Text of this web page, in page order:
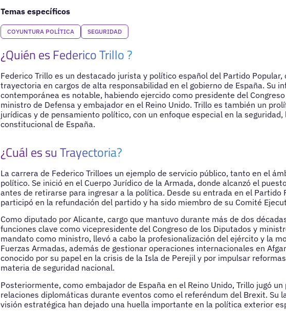
Temas específicos
COYUNTURA POLÍTICA SEGURIDAD
¿Quién es Federico Trillo ?
Federico Trillo es un destacado jurista y político español del Partido Popular,
trayectoria en cargos de alta responsabilidad en el gobierno de España. Su
contemporánea es notable, habiendo ejercido como presidente del
ministro de Defensa y embajador en el Reino Unido. Trillo es también un
jurídicas y de pensamiento político, con un enfoque especial en la
constitucional de España.
¿Cuál es su Trayectoria?
La carrera de Federico Trilloes un ejemplo de servicio público, tanto en el
político. Se inició en el Cuerpo Jurídico de la Armada, donde alcanzó el
antes de retirarse para ingresar a la política. Desde su entrada en el Partido
participó en la refundación del partido y ha sido miembro de su Comité
Como diputado por Alicante, cargo que mantuvo durante más de dos
funciones clave como vicepresidente del Congreso de los Diputados y
mandato como ministro, llevó a cabo la profesionalización del ejército y la
Fuerzas Armadas, además de gestionar operaciones internacionales en
conocido por su papel en la crisis de la Isla de Perejil y por impulsar
materia de seguridad nacional.
Posteriormente, como embajador de España en el Reino Unido, Trillo jugó un
relaciones diplomáticas durante eventos como el referéndum del Brexit. Su
visión estratégica han dejado una huella importante en la política exterior